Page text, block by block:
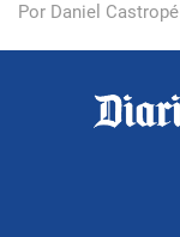
Por Daniel Castropé